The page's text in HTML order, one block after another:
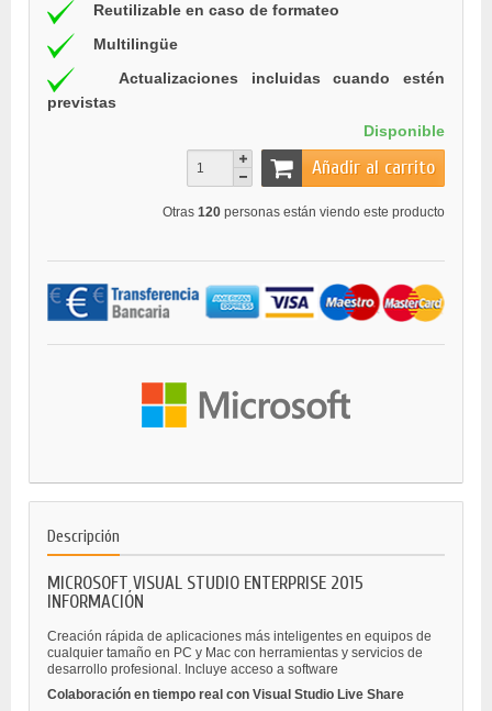
Reutilizable en caso de formateo
Multilingüe
Actualizaciones incluidas cuando estén
previstas
Disponible
Añadir al carrito
Otras 120 personas están viendo este producto
Descripción
MICROSOFT VISUAL STUDIO ENTERPRISE 2015
INFORMACIÓN
Creación rápida de aplicaciones más inteligentes en equipos de
cualquier tamaño en PC y Mac con herramientas y servicios de
desarrollo profesional. Incluye acceso a software
Colaboración en tiempo real con Visual Studio Live Share